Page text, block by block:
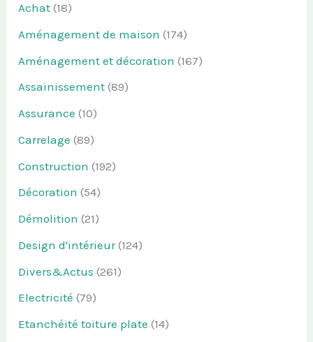
Achat (18)
Aménagement de maison (174)
Aménagement et décoration (167)
Assainissement (89)
Assurance (10)
Carrelage (89)
Construction (192)
Décoration (54)
Démolition (21)
Design d'intérieur(124)
Divers&Actus (261)
Electricité (79)
Etanchéité toiture plate (14)